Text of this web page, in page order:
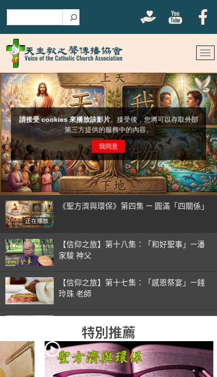
正在播放
《聖方濟與環保》第四集 — 圓滿「四關係」
【信仰之旅】第十八集：「和好聖事」—潘
家駿 神父
【信仰之旅】第十七集：「感恩祭宴」—錢
玲珠 老師
錢玲珠 老師
【信仰之旅】第十五集：「入門聖事」—錢
玲珠 老師
特別推薦